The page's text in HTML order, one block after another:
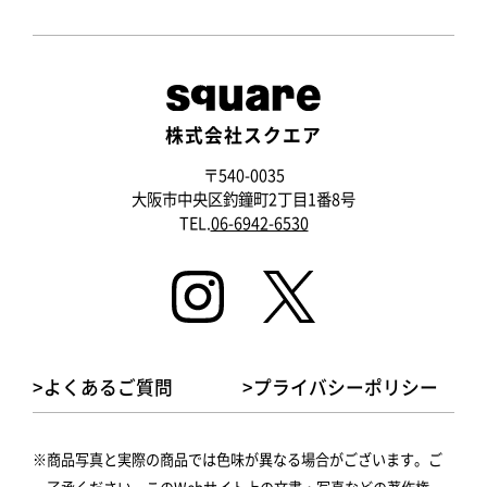
株式会社スクエア
〒540-0035
大阪市中央区釣鐘町2丁目1番8号
TEL.06-6942-6530
>よくあるご質問 >プライバシーポリシー
商品写真と実際の商品では色味が異なる場合がございます。ご